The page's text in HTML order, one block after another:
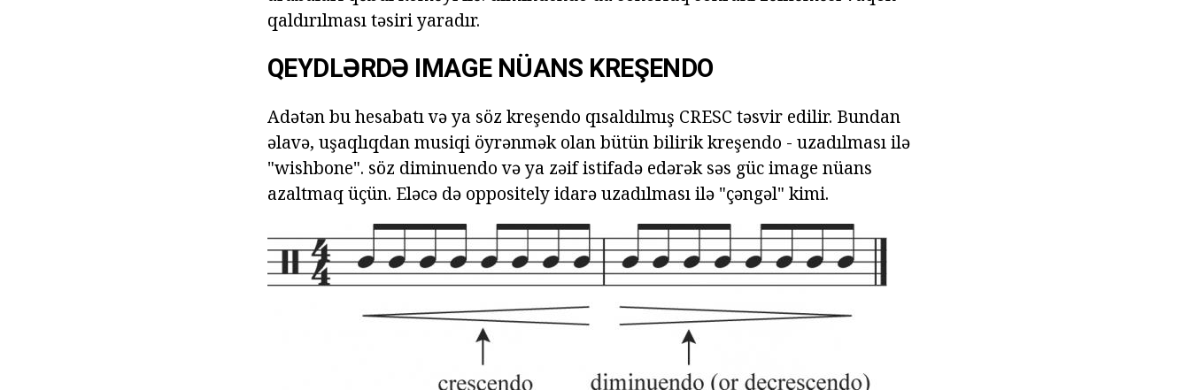
qaldırılması təsiri yaradır.
QEYDLƏRDƏ IMAGE NÜANS KREŞENDO
Adətən bu hesabatı və ya söz kreşendo qısaldılmış CRESC təsvir edilir. Bundan
əlavə, uşaqlıqdan musiqi öyrənmək olan bütün bilirik kreşendo - uzadılması ilə
"wishbone". söz diminuendo və ya zəif istifadə edərək səs güc image nüans
azaltmaq üçün. Eləcə də oppositely idarə uzadılması ilə "çəngəl" kimi.